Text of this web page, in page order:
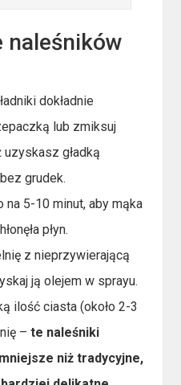
naleśników
dokładnie
lub zmiksuj
uzyskasz gładką
grudek.
na 5-10 minut, aby mąka
płyn.
z nieprzywierającą
ją olejem w sprayu.
ilość ciasta (około 2-3
–te naleśniki
niż tradycyjne,